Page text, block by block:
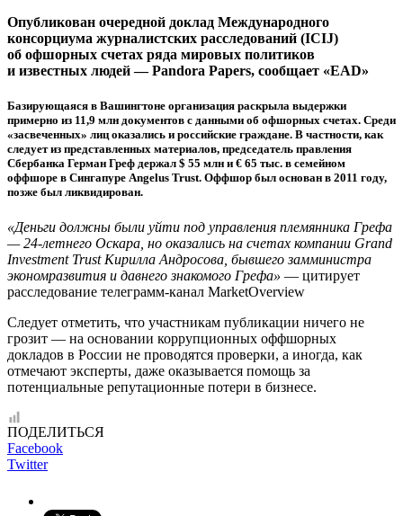
Опубликован очередной доклад Международного
консорциума журналистских расследований (ICIJ)
об офшорных счетах ряда мировых политиков
и известных людей — Pandora Papers, сообщает «EAD»
Базирующаяся в Вашингтоне организация раскрыла выдержки
примерно из 11,9 млн документов с данными об офшорных счетах. Среди
«засвеченных» лиц оказались и российские граждане. В частности, как
следует из представленных материалов, председатель правления
Сбербанка Герман Греф держал $ 55 млн и € 65 тыс. в семейном
оффшоре в Сингапуре Angelus Trust. Оффшор был основан в 2011 году,
позже был ликвидирован.
«Деньги должны были уйти под управления племянника Грефа
— 24-летнего Оскара, но оказались на счетах компании Grand
Investment Trust Кирилла Андросова, бывшего замминистра
экономразвития и давнего знакомого Грефа» — цитирует
расследование телеграмм-канал MarketOverview
Следует отметить, что участникам публикации ничего не
грозит — на основании коррупционных оффшорных
докладов в России не проводятся проверки, а иногда, как
отмечают эксперты, даже оказывается помощь за
потенциальные репутационные потери в бизнесе.
ПОДЕЛИТЬСЯ
Facebook
Twitter